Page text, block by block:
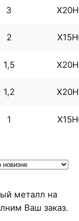
3
2
1,5
1,2
1
металл на
Ваш заказ.